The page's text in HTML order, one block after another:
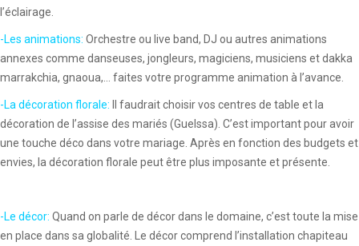
l’éclairage.
-Les animations: Orchestre ou live band, DJ ou autres animations
annexes comme danseuses, jongleurs, magiciens, musiciens et dakka
marrakchia, gnaoua,… faites votre programme animation à l’avance.
-La décoration florale: Il faudrait choisir vos centres de table et la
décoration de l’assise des mariés (Guelssa). C’est important pour avoir
une touche déco dans votre mariage. Après en fonction des budgets et
envies, la décoration florale peut être plus imposante et présente.
-Le décor: Quand on parle de décor dans le domaine, c’est toute la mise
en place dans sa globalité. Le décor comprend l’installation chapiteau